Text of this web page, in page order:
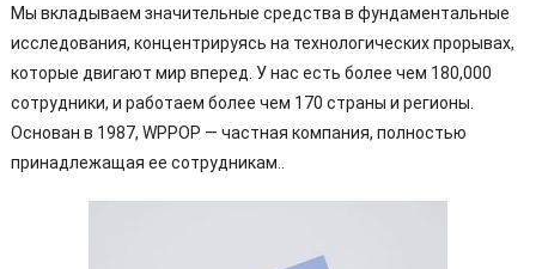
Мы вкладываем значительные средства в фундаментальные
исследования, концентрируясь на технологических прорывах,
которые двигают мир вперед. У нас есть более чем 180,000
сотрудники, и работаем более чем 170 страны и регионы.
Основан в 1987, WPPOP — частная компания, полностью
принадлежащая ее сотрудникам..